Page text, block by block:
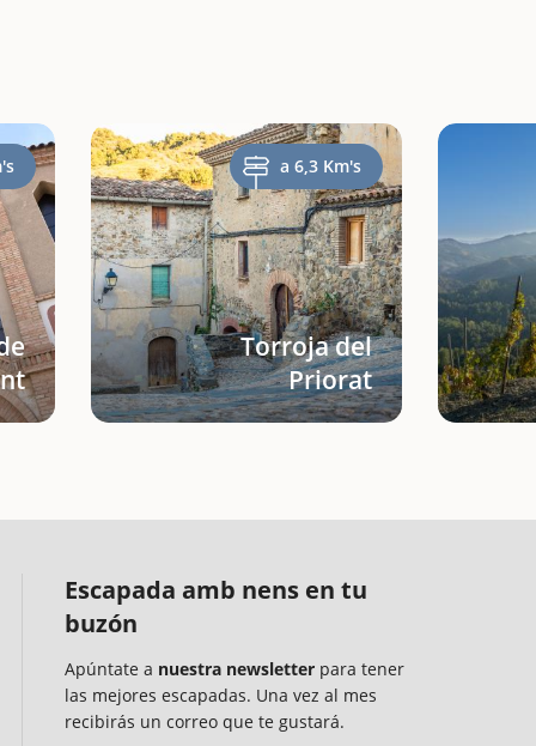
a 6,3 Km's
Torroja del
Priorat
Escapada amb nens en tu
buzón
Apúntate a nuestra newsletter para tener
las mejores escapadas. Una vez al mes
recibirás un correo que te gustará.